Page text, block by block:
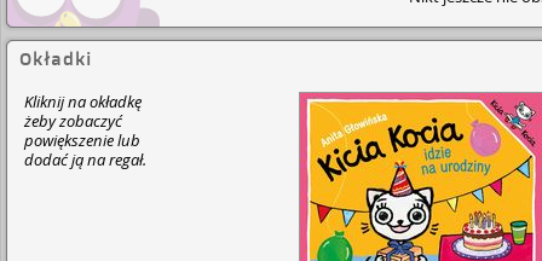
Okładki
Kliknij na okładkę
żeby zobaczyć
powiększenie lub
dodać ją na regał.